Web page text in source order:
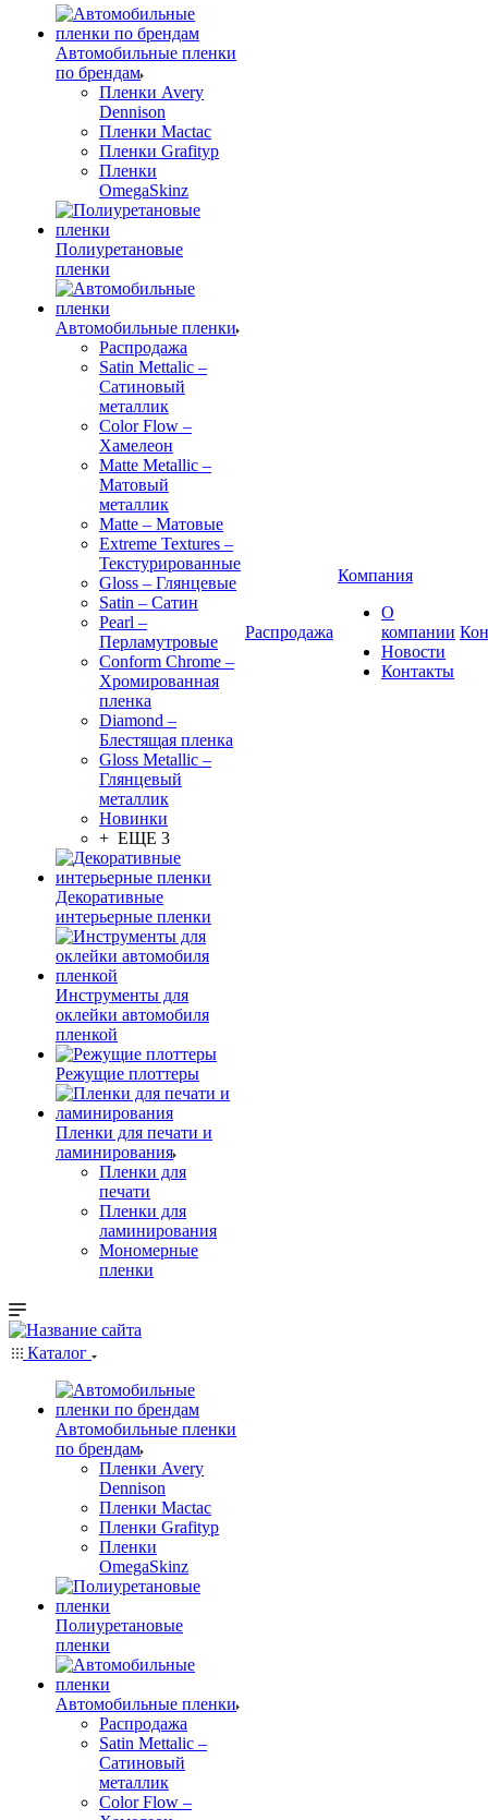
Автомобильные пленки
по брендам
Пленки Avery
Dennison
Пленки Mactac
Пленки Grafityp
Пленки
OmegaSkinz
Полиуретановые
пленки
Автомобильные пленки
Распродажа
Satin Mettalic –
Сатиновый
металлик
Color Flow –
Хамелеон
Matte Metallic –
Матовый
металлик
Matte – Матовые
Extreme Textures –
Текстурированные
Gloss – Глянцевые
Satin – Сатин
Pearl –
Перламутровые
Conform Chrome –
Хромированная
пленка
Diamond –
Блестящая пленка
Gloss Metallic –
Глянцевый
металлик
Новинки
+ ЕЩЕ 3
Декоративные
интерьерные пленки
Инструменты для
оклейки автомобиля
пленкой
Режущие плоттеры
Пленки для печати и
ламинирования
Пленки для
печати
Пленки для
ламинирования
Мономерные
пленки
Распродажа
Компания
О
компании
Новости
Контакты
Каталог
Автомобильные пленки
по брендам
Пленки Avery
Dennison
Пленки Mactac
Пленки Grafityp
Пленки
OmegaSkinz
Полиуретановые
пленки
Автомобильные пленки
Распродажа
Satin Mettalic –
Сатиновый
металлик
Color Flow –